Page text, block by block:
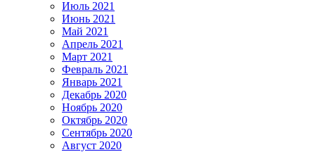
Июль 2021
Июнь 2021
Май 2021
Апрель 2021
Март 2021
Февраль 2021
Январь 2021
Декабрь 2020
Ноябрь 2020
Октябрь 2020
Сентябрь 2020
Август 2020